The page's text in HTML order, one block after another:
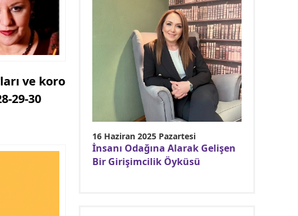
ve koro
29-30
16 Haziran 2025 Pazartesi
İnsanı Odağına Alarak Gelişen
Bir Girişimcilik Öyküsü